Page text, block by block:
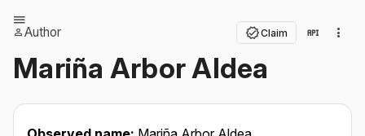
Author Claim
Mariña Arbor Aldea